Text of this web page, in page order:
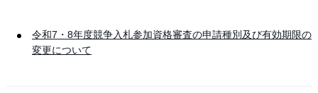
令和7・8年度競争入札参加資格審査の申請種別及び有効期限の
変更について